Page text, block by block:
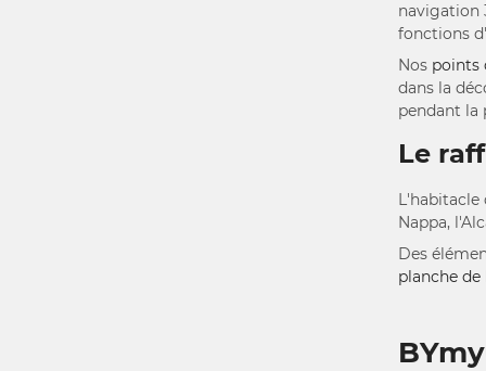
navigation
fonctions
Nos points
dans la
pendant la
Le
L'habitacle
Nappa,
Des
planche de